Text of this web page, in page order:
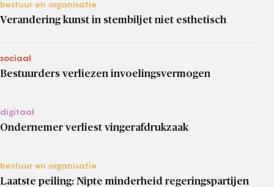
bestuur en organisatie
Verandering kunst in stembiljet niet esthetisch
sociaal
Bestuurders verliezen invoelingsvermogen
digitaal
Ondernemer verliest vingerafdrukzaak
bestuur en organisatie
Laatste peiling: Nipte minderheid regeringspartijen